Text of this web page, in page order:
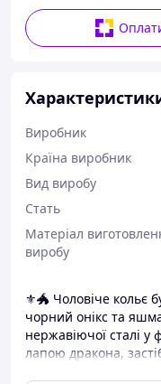
Виробник
Країна виробник
Вид виробу
Стать
Матеріал
виробу
⚜️🐲 Чоловіче кольє
чорний онікс та
нержавіючої сталі у
лапою дракона,